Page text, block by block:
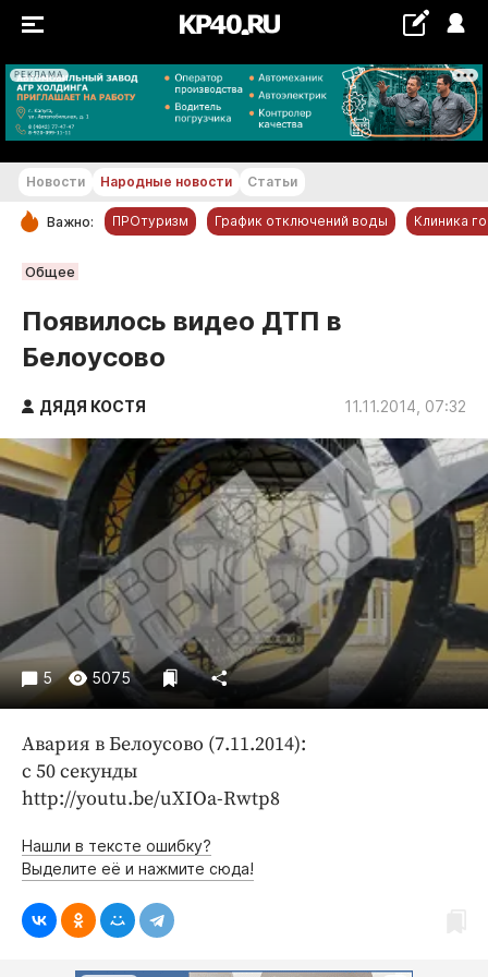
РЕКЛАМА
+22...+23 °С
РУБРИКИ
Новости компаний
Статьи
Народные новости
Авто и транспорт
Благоустройство
Криминал
Культура
Недвижимость и ЖКХ
Образование
Общество
Погода
Праздники
Происшествия
Спорт
Экономика и бизнес
ПРОЕКТЫ
Блоги
Издания
Новости Народные новости Статьи
Важно: ПРОтуризм График отключений воды Клиника
Общее
Появилось видео ДТП в
Белоусово
ДЯДЯ КОСТЯ 11.11.2014, 07:32
5 5075
Авария в Белоусово (7.11.2014):
с 50 секунды
http://youtu.be/uXIOa-Rwtp8
Нашли в тексте ошибку?
Выделите её и нажмите сюда!